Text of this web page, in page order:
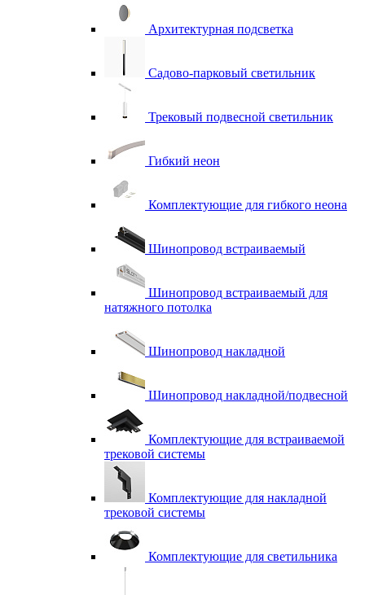
Архитектурная подсветка
Садово-парковый светильник
Трековый подвесной светильник
Гибкий неон
Комплектующие для гибкого неона
Шинопровод встраиваемый
Шинопровод встраиваемый для
натяжного потолка
Шинопровод накладной
Шинопровод накладной/подвесной
Комплектующие для встраиваемой
трековой системы
Комплектующие для накладной
трековой системы
Комплектующие для светильника